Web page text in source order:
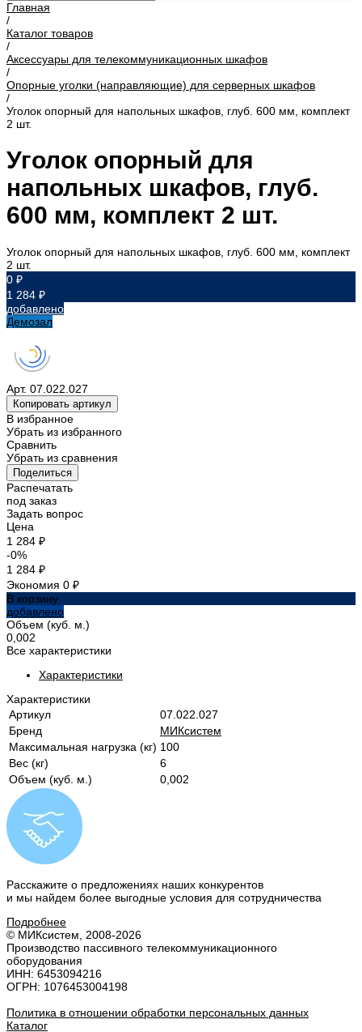
Главная
/
Каталог товаров
/
Аксессуары для телекоммуникационных шкафов
/
Опорные уголки (направляющие) для серверных шкафов
/
Уголок опорный для напольных шкафов, глуб. 600 мм, комплект
2 шт.
Уголок опорный для
напольных шкафов, глуб.
600 мм, комплект 2 шт.
Уголок опорный для напольных шкафов, глуб. 600 мм, комплект
2 шт.
0 ₽
1 284 ₽
добавлено
Демозал
Арт. 07.022.027
Копировать артикул
В избранное
Убрать из избранного
Сравнить
Убрать из сравнения
Поделиться
Распечатать
под заказ
Задать вопрос
Цена
1 284 ₽
-0%
1 284 ₽
Экономия 0 ₽
В корзину
добавлено
Объем (куб. м.)
0,002
Все характеристики
Характеристики
Характеристики
Артикул
07.022.027
Бренд
МИКсистем
Максимальная нагрузка (кг) 100
Вес (кг)
6
Объем (куб. м.)
0,002
Расскажите о предложениях наших конкурентов
и мы найдем более выгодные условия для сотрудничества
Подробнее
© МИКсистем, 2008-2026
Производство пассивного телекоммуникационного
оборудования
ИНН: 6453094216
ОГРН: 1076453004198
Политика в отношении обработки персональных данных
Каталог